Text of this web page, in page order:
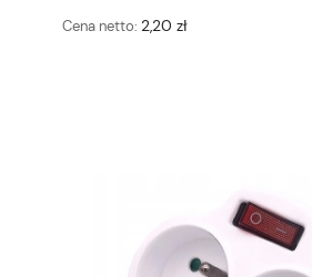
Cena netto: 2,20 zł